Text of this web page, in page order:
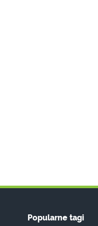
Popularne tagi